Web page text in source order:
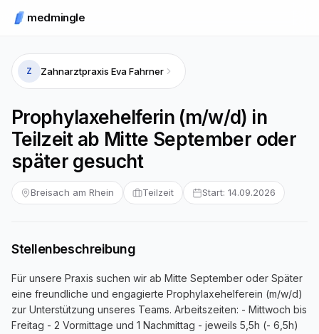
medmingle
Z Zahnarztpraxis Eva Fahrner
Prophylaxehelferin (m/w/d) in
Teilzeit ab Mitte September oder
später gesucht
Breisach am Rhein Teilzeit Start: 14.09.2026
Stellenbeschreibung
Für unsere Praxis suchen wir ab Mitte September oder Später
eine freundliche und engagierte Prophylaxehelferein (m/w/d)
zur Unterstützung unseres Teams. Arbeitszeiten: - Mittwoch bis
Freitag - 2 Vormittage und 1 Nachmittag - jeweils 5,5h (- 6,5h)